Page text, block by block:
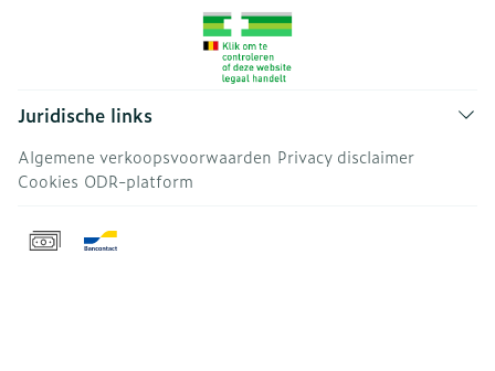
Juridische links
Algemene verkoopsvoorwaarden Privacy disclaimer
Cookies ODR-platform